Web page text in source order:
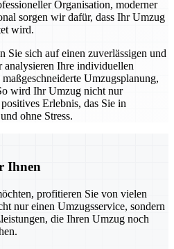
Organisation, moderner
sorgen wir dafür, dass Ihr Umzug
wird.
Sie sich auf einen zuverlässigen und
analysieren Ihre individuellen
Umzugsplanung,
wird Ihr Umzug nicht nur
Erlebnis, das Sie in
ohne Stress.
Ihnen
profitieren Sie von vielen
nur einen Umzugsservice, sondern
die Ihren Umzug noch